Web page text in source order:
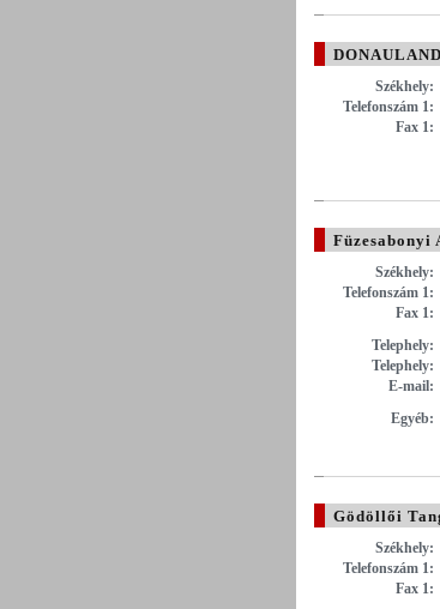
Székhely:
Telefonszám 1:
Fax 1:
Székhely:
Telefonszám 1:
Fax 1:
Telephely:
Telephely:
E-mail:
Egyéb:
Gödöllői
Székhely:
Telefonszám 1:
Fax 1: